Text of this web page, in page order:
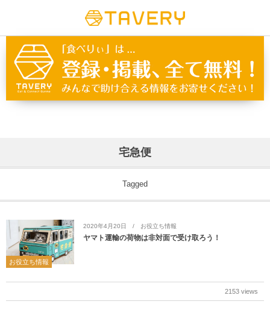
宅急便
Tagged
お役立ち情報
2020年4月20日 お役立ち情報
ヤマト運輸の荷物は非対面で受け取ろう！
2153 views